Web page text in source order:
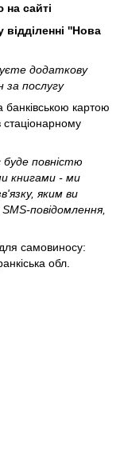
сайті
''Нова
додаткову
за послугу
картою
стаціонарному
буде повністю
книгами - ми
яким ви
повідомлення,
самовиносу:
обл.